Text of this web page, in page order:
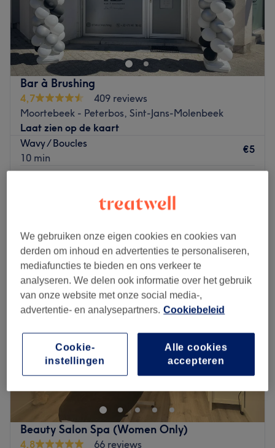
Bar à Brushing
4,7
409 reviews
Moortebeek - Peterbos, Sint-Jans-Molenbeek
Laat zien op de kaart
Wavy / Boucles
10 min
€5
Kort overzicht salongegevens
Maandag 10:00–18:30
Dinsdag
10:00–18:30
Woensdag
10:00
18:30
Donderdag
10:00– 18:30
Vrijdag
10:00– 18:30
Zaterdag
10:00–18:30
Zondag
10:00–18:30
Installé à Molenbeek-Saint-Jean, venez découvrir le salon
de coiffure Bar à Brushing ! Vous profiterez d'un agréable
moment dans un lieu joliment décoré où vous vous
sentirez bien. Btissame vous reçoit avec le sourire pour
vous proposer des prestations personnalisées tout en
répondant à vos besoins, afin de sublimer et mettre en
Beauty Salon Spa (Women Only)
4,8
66 reviews
We gebruiken onze eigen cookies en cookies van
derden om inhoud en advertenties te personaliseren,
mediafuncties te bieden en ons verkeer te
analyseren. We delen ook informatie over het gebruik
van onze website met onze social media-,
advertentie- en analysepartners. Cookiebeleid
Alle cookies
accepteren
Cookie-
instellingen